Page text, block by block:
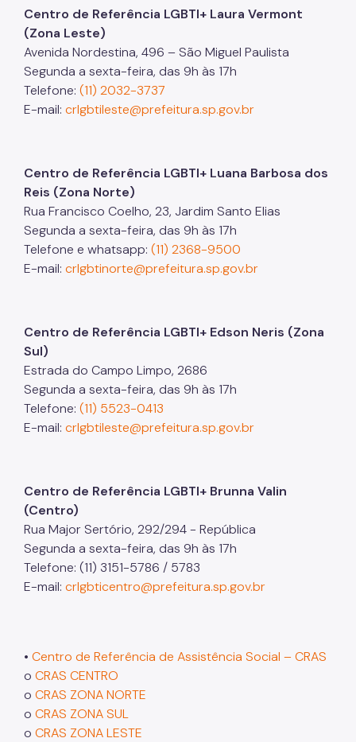
Centro de Referência LGBTI+ Laura Vermont
(Zona Leste)
Avenida Nordestina, 496 – São Miguel Paulista
Segunda a sexta-feira, das 9h às 17h
Telefone: (11) 2032-3737
E-mail: crlgbtileste@prefeitura.sp.gov.br
Centro de Referência LGBTI+ Luana Barbosa dos
Reis (Zona Norte)
Rua Francisco Coelho, 23, Jardim Santo Elias
Segunda a sexta-feira, das 9h às 17h
Telefone e whatsapp: (11) 2368-9500
E-mail: crlgbtinorte@prefeitura.sp.gov.br
Centro de Referência LGBTI+ Edson Neris (Zona
Sul)
Estrada do Campo Limpo, 2686
Segunda a sexta-feira, das 9h às 17h
Telefone: (11) 5523-0413
E-mail: crlgbtileste@prefeitura.sp.gov.br
Centro de Referência LGBTI+ Brunna Valin
(Centro)
Rua Major Sertório, 292/294 - República
Segunda a sexta-feira, das 9h às 17h
Telefone: (11) 3151-5786 / 5783
E-mail: crlgbticentro@prefeitura.sp.gov.br
• Centro de Referência de Assistência Social – CRAS
o CRAS CENTRO
o CRAS ZONA NORTE
o CRAS ZONA SUL
o CRAS ZONA LESTE